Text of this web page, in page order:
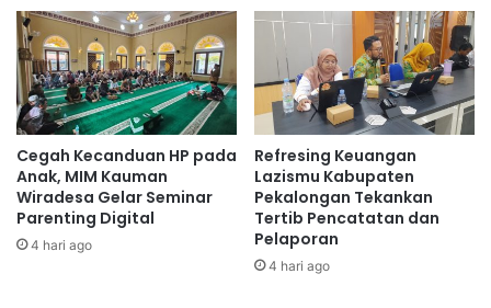
Cegah Kecanduan HP pada
Anak, MIM Kauman
Wiradesa Gelar Seminar
Parenting Digital
4 hari ago
Refresing Keuangan
Lazismu Kabupaten
Pekalongan Tekankan
Tertib Pencatatan dan
Pelaporan
4 hari ago